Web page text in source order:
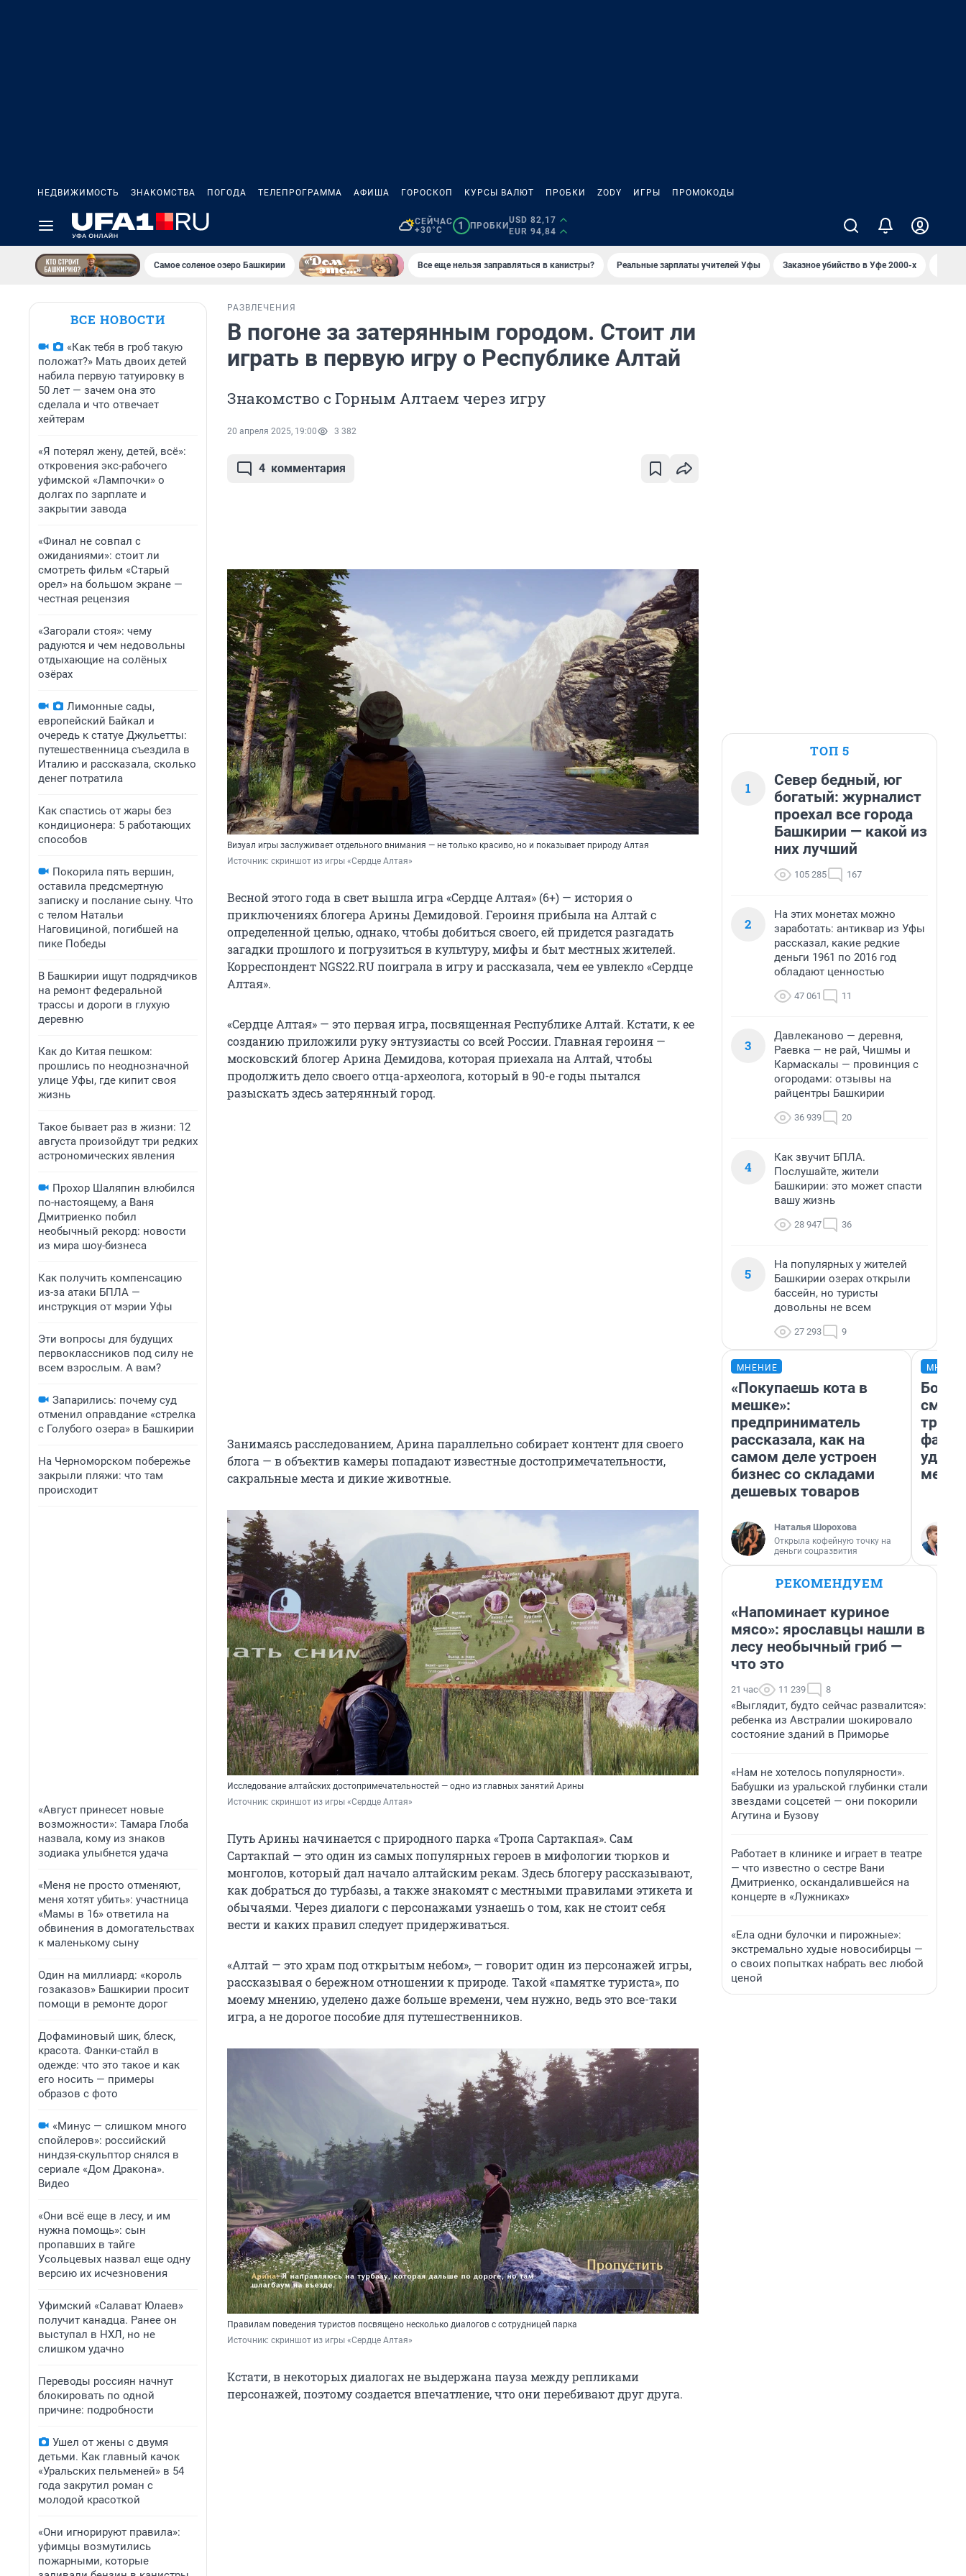
НЕДВИЖИМОСТЬ ЗНАКОМСТВА ПОГОДА ТЕЛЕПРОГРАММА АФИША ГОРОСКОП КУРСЫ ВАЛЮТ ПРОБКИ ZODY ИГРЫ ПРОМОКОДЫ
СЕЙЧАС
+30°C
1 ПРОБКИ
USD 82,17
EUR 94,84
Самое соленое озеро Башкирии Все еще нельзя заправляться в канистры? Реальные зарплаты учителей Уфы Заказное убийство в Уфе 2000-х
ВСЕ НОВОСТИ
«Как тебя в гроб такую
положат?» Мать двоих детей
набила первую татуировку в
50 лет — зачем она это
сделала и что отвечает
хейтерам
«Я потерял жену, детей, всё»:
откровения экс-рабочего
уфимской «Лампочки» о
долгах по зарплате и
закрытии завода
«Финал не совпал с
ожиданиями»: стоит ли
смотреть фильм «Старый
орел» на большом экране —
честная рецензия
«Загорали стоя»: чему
радуются и чем недовольны
отдыхающие на солёных
озёрах
Лимонные сады,
европейский Байкал и
очередь к статуе Джульетты:
путешественница съездила в
Италию и рассказала, сколько
денег потратила
Как спастись от жары без
кондиционера: 5 работающих
способов
Покорила пять вершин,
оставила предсмертную
записку и послание сыну. Что
с телом Натальи
Наговициной, погибшей на
пике Победы
В Башкирии ищут подрядчиков
на ремонт федеральной
трассы и дороги в глухую
деревню
Как до Китая пешком:
прошлись по неоднозначной
улице Уфы, где кипит своя
жизнь
Такое бывает раз в жизни: 12
августа произойдут три редких
астрономических явления
Прохор Шаляпин влюбился
по-настоящему, а Ваня
Дмитриенко побил
необычный рекорд: новости
из мира шоу-бизнеса
Как получить компенсацию
из-за атаки БПЛА —
инструкция от мэрии Уфы
Эти вопросы для будущих
первоклассников под силу не
всем взрослым. А вам?
Запарились: почему суд
отменил оправдание «стрелка
с Голубого озера» в Башкирии
На Черноморском побережье
закрыли пляжи: что там
происходит
«Август принесет новые
возможности»: Тамара Глоба
назвала, кому из знаков
зодиака улыбнется удача
«Меня не просто отменяют,
меня хотят убить»: участница
«Мамы в 16» ответила на
обвинения в домогательствах
к маленькому сыну
Один на миллиард: «король
гозаказов» Башкирии просит
помощи в ремонте дорог
Дофаминовый шик, блеск,
красота. Фанки-стайл в
одежде: что это такое и как
его носить — примеры
образов с фото
«Минус — слишком много
спойлеров»: российский
ниндзя-скульптор снялся в
сериале «Дом Дракона».
Видео
«Они всё еще в лесу, и им
нужна помощь»: сын
пропавших в тайге
Усольцевых назвал еще одну
версию их исчезновения
Уфимский «Салават Юлаев»
получит канадца. Ранее он
выступал в НХЛ, но не
слишком удачно
Переводы россиян начнут
блокировать по одной
причине: подробности
Ушел от жены с двумя
детьми. Как главный качок
«Уральских пельменей» в 54
года закрутил роман с
молодой красоткой
«Они игнорируют правила»:
уфимцы возмутились
пожарными, которые
РАЗВЛЕЧЕНИЯ
В погоне за затерянным городом. Стоит ли
играть в первую игру о Республике Алтай
Знакомство с Горным Алтаем через игру
20 апреля 2025, 19:00 3 382
4 комментария
Визуал игры заслуживает отдельного внимания — не только красиво, но и показывает природу Алтая
Источник: скриншот из игры «Сердце Алтая»
Весной этого года в свет вышла игра «Сердце Алтая» (6+) — история о
приключениях блогера Арины Демидовой. Героиня прибыла на Алтай с
определенной целью, однако, чтобы добиться своего, ей придется разгадать
загадки прошлого и погрузиться в культуру, мифы и быт местных жителей.
Корреспондент NGS22.RU поиграла в игру и рассказала, чем ее увлекло «Сердце
Алтая».
«Сердце Алтая» — это первая игра, посвященная Республике Алтай. Кстати, к ее
созданию приложили руку энтузиасты со всей России. Главная героиня —
московский блогер Арина Демидова, которая приехала на Алтай, чтобы
продолжить дело своего отца-археолога, который в90-е годы пытался
разыскать здесь затерянный город.
Занимаясь расследованием, Арина параллельно собирает контент для своего
блога — в объектив камеры попадают известные достопримечательности,
сакральные места и дикие животные.
Исследование алтайских достопримечательностей — одно из главных занятий Арины
Источник: скриншот из игры «Сердце Алтая»
Путь Арины начинается с природного парка «Тропа Сартакпая». Сам
Сартакпай — это один из самых популярных героев в мифологии тюрков и
монголов, который дал начало алтайским рекам. Здесь блогеру рассказывают,
как добраться до турбазы, а также знакомят с местными правилами этикета и
обычаями. Через диалоги с персонажами узнаешь о том, как не стоит себя
вести и каких правил следует придерживаться.
«Алтай — это храм под открытым небом», — говорит один из персонажей игры,
рассказывая о бережном отношении к природе. Такой «памятке туриста», по
моему мнению, уделено даже больше времени, чем нужно, ведь это все-таки
игра, а не дорогое пособие для путешественников.
Правилам поведения туристов посвящено несколько диалогов с сотрудницей парка
Источник: скриншот из игры «Сердце Алтая»
Кстати, в некоторых диалогах не выдержана пауза между репликами
персонажей, поэтому создается впечатление, что они перебивают друг друга.
ТОП 5
1
Север бедный, юг
богатый: журналист
проехал все города
Башкирии — какой из
них лучший
105 285 167
2
На этих монетах можно
заработать: антиквар из Уфы
рассказал, какие редкие
деньги 1961 по 2016 год
обладают ценностью
47 061 11
3
Давлеканово — деревня,
Раевка — не рай, Чишмы и
Кармаскалы — провинция с
огородами: отзывы на
райцентры Башкирии
36 939 20
4
Как звучит БПЛА.
Послушайте, жители
Башкирии: это может спасти
вашу жизнь
28 947 36
5
На популярных у жителей
Башкирии озерах открыли
бассейн, но туристы
довольны не всем
27 293 9
МНЕНИЕ
«Покупаешь кота в
мешке»:
предприниматель
рассказала, как на
самом деле устроен
бизнес со складами
дешевых товаров
Наталья Шорохова
Открыла кофейную точку на
деньги соцразвития
месте
РЕКОМЕНДУЕМ
«Напоминает куриное
мясо»: ярославцы нашли в
лесу необычный гриб —
что это
21 час 11 239 8
«Выглядит, будто сейчас развалится»:
ребенка из Австралии шокировало
состояние зданий в Приморье
«Нам не хотелось популярности».
Бабушки из уральской глубинки стали
звездами соцсетей — они покорили
Агутина и Бузову
Работает в клинике и играет в театре
— что известно о сестре Вани
Дмитриенко, оскандалившейся на
концерте в «Лужниках»
«Ела одни булочки и пирожные»:
экстремально худые новосибирцы —
о своих попытках набрать вес любой
ценой